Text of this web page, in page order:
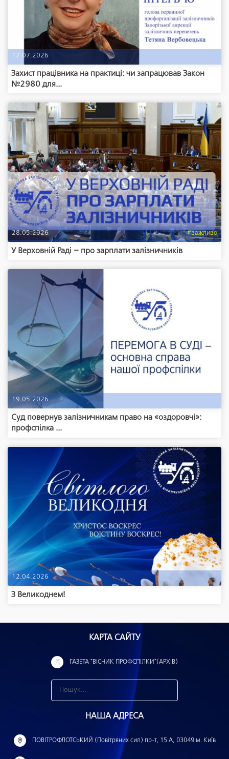
17.07.2026
Захист працівника на практиці: чи запрацював Закон
№2980 для...
28.05.2026 #важливо
У Верховній Раді – про зарплати залізничників
19.05.2026
Суд повернув залізничникам право на «оздоровчі»:
профспілка ...
12.04.2026
З Великоднем!
КАРТА САЙТУ
ГАЗЕТА "ВІСНИК ПРОФСПІЛКИ"(АРХІВ)
н
й
НАША АДРЕСА
ПОВІТРОФЛОТСЬКИЙ (Повітряних сил) пр-т, 15 А, 03049 м. Київ